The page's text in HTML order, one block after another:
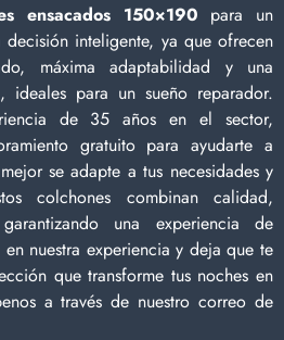
ensacados 150×190 para un
decisión inteligente, ya que ofrecen
máxima adaptabilidad y una
ideales para un sueño reparador.
de 35 años en el sector,
gratuito para ayudarte a
se adapte a tus necesidades y
colchones combinan calidad,
una experiencia de
nuestra experiencia y deja que te
que transforme tus noches en
a través de nuestro correo de